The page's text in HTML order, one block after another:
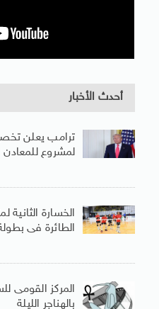
أحدث الأخبار
ترامب يعلن
لمشروع للمعادن
الخسارة
الطائرة فى
بالهناجر الليلة